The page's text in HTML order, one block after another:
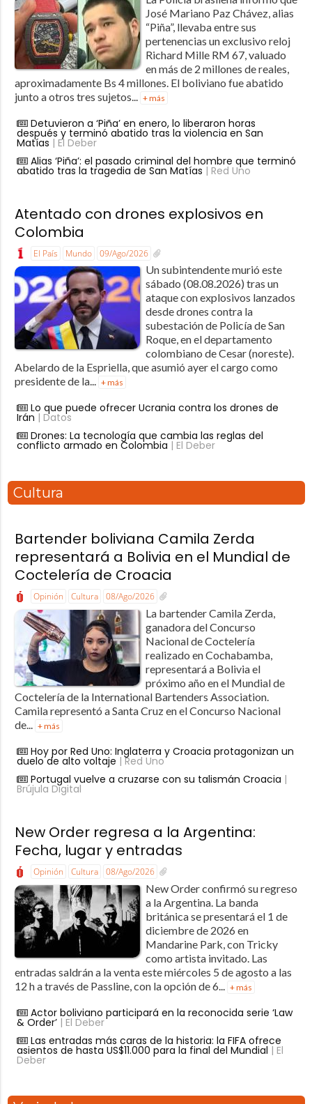
José Mariano Paz Chávez, alias
“Piña”, llevaba entre sus
pertenencias un exclusivo reloj
Richard Mille RM 67, valuado
en más de 2 millones de reales,
aproximadamente Bs 4 millones. El boliviano fue abatido
junto a otros tres sujetos...
+ más
Detuvieron a ‘Piña’ en enero, lo liberaron horas
después y terminó abatido tras la violencia en San
Matías | El Deber
Alias ‘Piña’: el pasado criminal del hombre que terminó
abatido tras la tragedia de San Matías | Red Uno
Atentado con drones explosivos en
Colombia
El País Mundo 09/Ago/2026
Un subintendente murió este
sábado (08.08.2026) tras un
ataque con explosivos lanzados
desde drones contra la
subestación de Policía de San
Roque, en el departamento
colombiano de Cesar (noreste).
Abelardo de la Espriella, que asumió ayer el cargo como
presidente de la... + más
Lo que puede ofrecer Ucrania contra los drones de
Irán | Datos
Drones: La tecnología que cambia las reglas del
conflicto armado en Colombia | El Deber
Cultura
Bartender boliviana Camila Zerda
representará a Bolivia en el Mundial de
Coctelería de Croacia
Opinión Cultura 08/Ago/2026
La bartender Camila Zerda,
ganadora del Concurso
Nacional de Coctelería
realizado en Cochabamba,
representará a Bolivia el
próximo año en el Mundial de
Coctelería de la International Bartenders Association.
Camila representó a Santa Cruz en el Concurso Nacional
de... + más
Hoy por Red Uno: Inglaterra y Croacia protagonizan un
duelo de alto voltaje | Red Uno
Portugal vuelve a cruzarse con su talismán Croacia |
Brújula Digital
New Order regresa a la Argentina:
Fecha, lugar y entradas
Opinión Cultura 08/Ago/2026
New Order confirmó su regreso
a la Argentina. La banda
británica se presentará el 1 de
diciembre de 2026 en
Mandarine Park, con Tricky
como artista invitado. Las
entradas saldrán a la venta este miércoles 5 de agosto a las
12 h a través de Passline, con la opción de 6... + más
Actor boliviano participará en la reconocida serie ‘Law
& Order’| El Deber
Las entradas más caras de la historia: la FIFA ofrece
asientos de hasta US$11.000 para la final del Mundial | El
Deber